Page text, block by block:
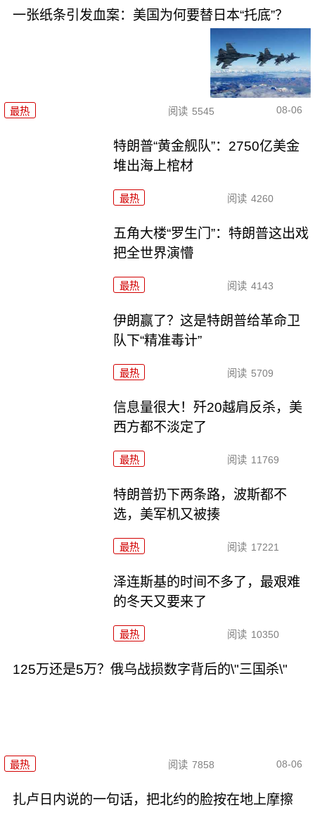
一张纸条引发血案：美国为何要替日本“托底”？
最热 阅读 5545 08-06
特朗普“黄金舰队”：2750亿美金
堆出海上棺材
最热 阅读 4260
五角大楼“罗生门”：特朗普这出戏
把全世界演懵
最热 阅读 4143
伊朗赢了？这是特朗普给革命卫
队下“精准毒计”
最热 阅读 5709
信息量很大！歼20越肩反杀，美
西方都不淡定了
最热 阅读 11769
特朗普扔下两条路，波斯都不
选，美军机又被揍
最热 阅读 17221
泽连斯基的时间不多了，最艰难
的冬天又要来了
最热 阅读 10350
125万还是5万？俄乌战损数字背后的\"三国杀\"
最热 阅读 7858 08-06
扎卢日内说的一句话，把北约的脸按在地上摩擦